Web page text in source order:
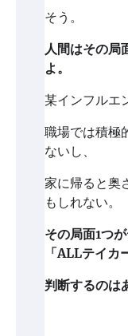
そう。
人間はその局
よ。
某インフルエ
職場では積極
ないし、
家に帰ると奥
もしれない。
その局面1つ
「ALLテイカ
判断するのは